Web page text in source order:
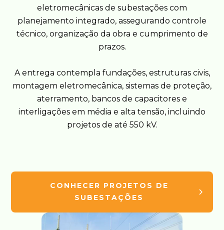
eletromecânicas de subestações com
planejamento integrado, assegurando controle
técnico, organização da obra e cumprimento de
prazos.
A entrega contempla fundações, estruturas civis,
montagem eletromecânica, sistemas de proteção,
aterramento, bancos de capacitores e
interligações em média e alta tensão, incluindo
projetos de até 550 kV.
CONHECER PROJETOS DE
SUBESTAÇÕES